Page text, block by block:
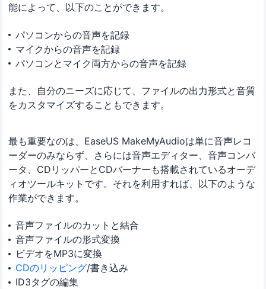
能によって、以下のことができます。
パソコンからの音声を記録
マイクからの音声を記録
パソコンとマイク両方からの音声を記録
また、自分のニーズに応じて、ファイルの出力形式と音質
をカスタマイズすることもできます。
最も重要なのは、EaseUS MakeMyAudioは単に音声レコ
ーダーのみならず、さらには音声エディター、音声コンバ
ータ、CDリッパーとCDバーナーも搭載されているオーデ
ィオツールキットです。それを利用すれば、以下のような
作業ができます。
音声ファイルのカットと結合
音声ファイルの形式変換
ビデオをMP3に変換
CDのリッピング/書き込み
ID3タグの編集